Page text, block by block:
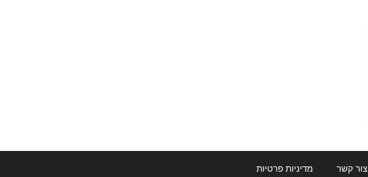
צור קשר מדיניות פרטיות